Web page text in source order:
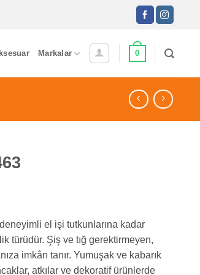
Markalar 0
el işi tutkunlarına kadar
türüdür. Şiş ve tığ gerektirmeyen,
imkân tanır. Yumuşak ve kabarık
atkılar ve dekoratif ürünlerde